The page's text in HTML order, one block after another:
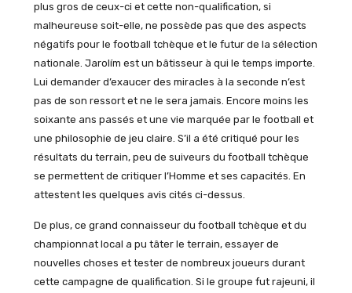
plus gros de ceux-ci et cette non-qualification, si
malheureuse soit-elle, ne possède pas que des aspects
négatifs pour le football tchèque et le futur de la sélection
nationale. Jarolím est un bâtisseur à qui le temps importe.
Lui demander d’exaucer des miracles à la seconde n’est
pas de son ressort et ne le sera jamais. Encore moins les
soixante ans passés et une vie marquée par le football et
une philosophie de jeu claire. S’il a été critiqué pour les
résultats du terrain, peu de suiveurs du football tchèque
se permettent de critiquer l’Homme et ses capacités. En
attestent les quelques avis cités ci-dessus.
De plus, ce grand connaisseur du football tchèque et du
championnat local a pu tâter le terrain, essayer de
nouvelles choses et tester de nombreux joueurs durant
cette campagne de qualification. Si le groupe fut rajeuni, il